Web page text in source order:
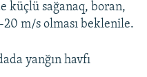
küçlü sağanaq, boran,
20 m/s olması beklenile.
yanğın havfı